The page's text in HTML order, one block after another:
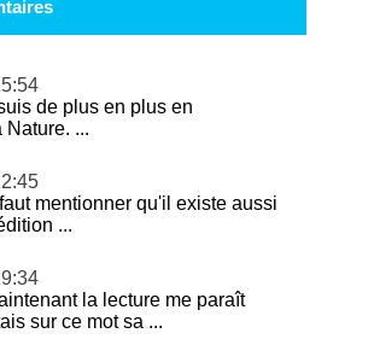
de plus en plus en
...
mentionner qu'il existe aussi
...
la lecture me paraît
sur ce mot sa ...